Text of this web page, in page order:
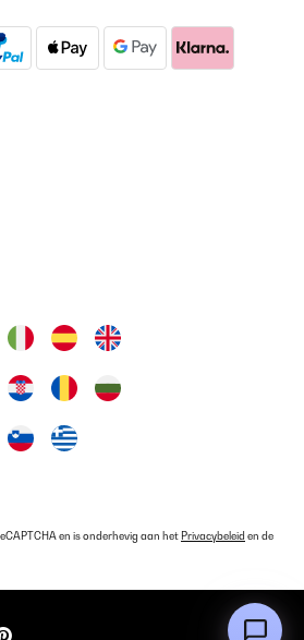
Prodotto arrivato nel tempo previsto
e senza alcun difetto.I bruciatori hanno una
molto più alta rispetto a qualsiasi piano
di tutta la scocca è più rilevante rispetto
se avete un incasso standard non è detto
segare qualche cm con il seghetto
il gas, nel caso in cui a voi serva,
uno.Per il resto, davvero complimenti
en is onderhevig aan het Privacybeleid en de